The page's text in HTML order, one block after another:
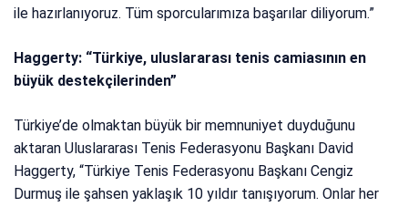
ile hazırlanıyoruz. Tüm sporcularımıza başarılar diliyorum.”
Haggerty: “Türkiye, uluslararası tenis camiasının en
büyük destekçilerinden”
Türkiye’de olmaktan büyük bir memnuniyet duyduğunu
aktaran Uluslararası Tenis Federasyonu Başkanı David
Haggerty, “Türkiye Tenis Federasyonu Başkanı Cengiz
Durmuş ile şahsen yaklaşık 10 yıldır tanışıyorum. Onlar her